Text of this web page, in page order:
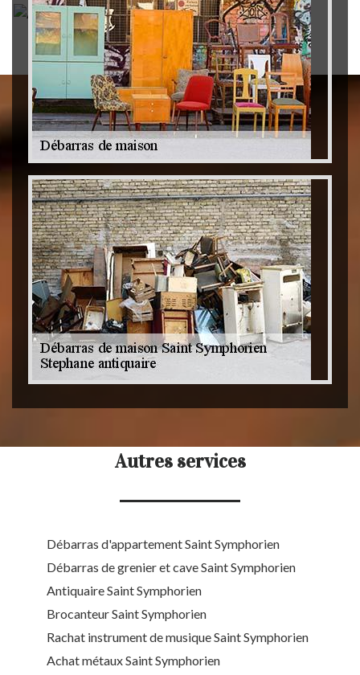
Achat antiquité 79
Autres services
Débarras d'appartement Saint Symphorien
Débarras de grenier et cave Saint Symphorien
Antiquaire Saint Symphorien
Brocanteur Saint Symphorien
Rachat instrument de musique Saint Symphorien
Achat métaux Saint Symphorien